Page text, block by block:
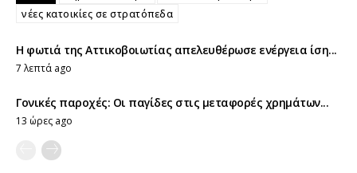
νέες κατοικίες σε στρατόπεδα
Η φωτιά της Αττικοβοιωτίας απελευθέρωσε ενέργεια ίση...
7 λεπτά ago
Γονικές παροχές: Οι παγίδες στις μεταφορές χρημάτων...
13 ώρες ago